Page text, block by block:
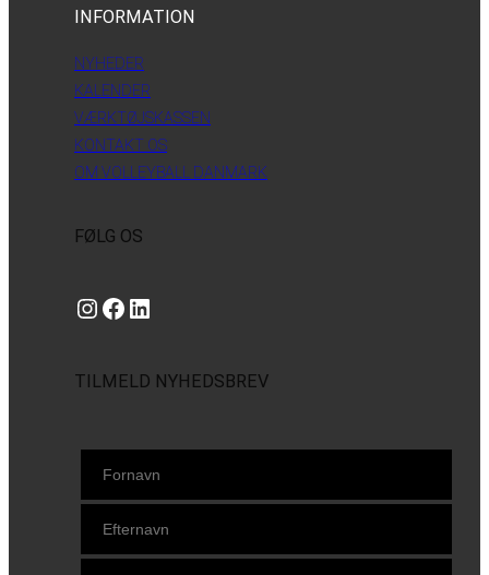
INFORMATION
NYHEDER
KALENDER
VÆRKTØJSKASSEN
KONTAKT OS
OM VOLLEYBALL DANMARK
FØLG OS
Instagram https://www.facebook.com/danishbeachvolleytour LinkedIn
TILMELD NYHEDSBREV